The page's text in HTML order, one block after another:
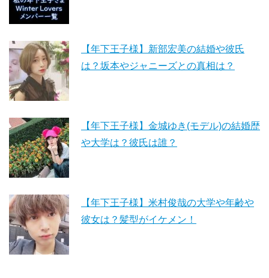
【年下王子様】新部宏美の結婚や彼氏
は？坂本やジャニーズとの真相は？
【年下王子様】金城ゆき(モデル)の結婚歴
や大学は？彼氏は誰？
【年下王子様】米村俊哉の大学や年齢や
彼女は？髪型がイケメン！